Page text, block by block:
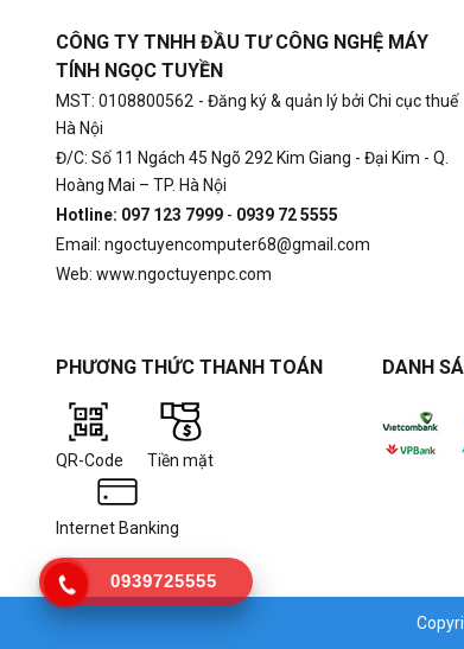
CÔNG TY TNHH ĐẦU TƯ CÔNG NGHỆ MÁY
TÍNH NGỌC TUYỀN
MST: 0108800562 - Đăng ký & quản lý bởi Chi cục thuế
Hà Nội
Đ/C: Số 11 Ngách 45 Ngõ 292 Kim Giang - Đại Kim - Q.
Hoàng Mai – TP. Hà Nội
Hotline: 097 123 7999 - 0939 72 5555
Email: ngoctuyencomputer68@gmail.com
Web: www.ngoctuyenpc.com
PHƯƠNG THỨC THANH TOÁN
QR-Code Tiền mặt
Internet Banking
DANH
0939725555